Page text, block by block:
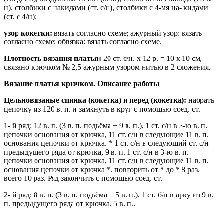
н), столбики с накидами (ст. с/н), столбики с 4-мя на- кидами
(ст. с 4/н);
узор кокетки: вязать согласно схеме; ажурный узор: вязать
согласно схеме; обвязка: вязать согласно схеме.
Плотность вязания платья: 20 ст. с/н. х 12 р. = 10 х 10 см,
связано крючком № 2,5 ажурным узором нитью в 2 сложения.
Вязание платья крючком. Описание работы
Цельновязаные спинка (кокетка) и перед (кокетка): набрать
цепочку из 120 в. п. и замкнуть в круг с помощью соед. ст.
1- й ряд: 12 в. п. (3 в. п. подьёма + 9 в. п.), 1 ст. с/н в 3-ю в. п.
цепочки основания от крючка, 11 ст. с/н в следующие 11 в. п.
основания цепочки от крючка. * 1 ст. с/н в следующий ст. с/н
предыдущего ряда от крючка, 9 в. п. 1 ст. с/н в 3-ю в. п.
цепочки основания от крючка, 11 ст. с/н в следующие 11 в. п.
основания цепочки от крючка *. повторить от * до * 8 раз.
всего 10 раз. Ряд закончить с помощью соед. ст.
2- й ряд: 8 в. п. (3 в. п. подьёма + 5 в. п.), 1 ст. б/н в арку из 9 в.
п. предыдущего ряда от крючка. 5 в. п..